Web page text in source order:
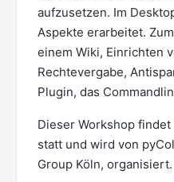
aufzusetzen. Im
Aspekte erarbeitet.
einem Wiki, Einrichten
Rechtevergabe,
Plugin, das
Dieser Workshop
statt und wird von
Group Köln, organisiert.